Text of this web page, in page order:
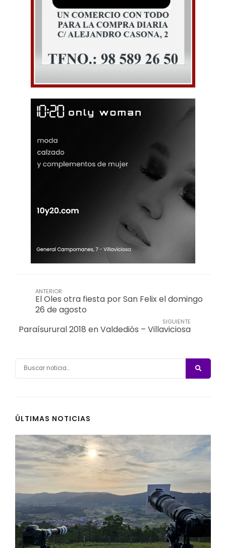
ANTERIOR
El Oles otra fiesta por San Felix el domingo
26 de agosto
SIGUIENTE
Paraísurural 2018 en Valdediós – Villaviciosa
ÚLTIMAS NOTICIAS